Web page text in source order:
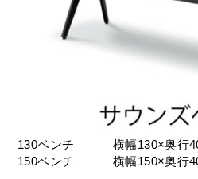
130ベンチ
横幅130×奥行
150ベンチ
横幅150×奥行